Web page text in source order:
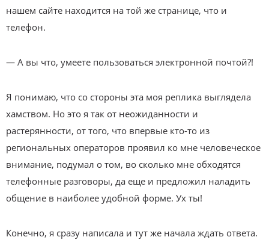
нашем сайте находится на той же странице, что и
телефон.
— А вы что, умеете пользоваться электронной почтой?!
Я понимаю, что со стороны эта моя реплика выглядела
хамством. Но это я так от неожиданности и
растерянности, от того, что впервые кто-то из
региональных операторов проявил ко мне человеческое
внимание, подумал о том, во сколько мне обходятся
телефонные разговоры, да еще и предложил наладить
общение в наиболее удобной форме. Ух ты!
Конечно, я сразу написала и тут же начала ждать ответа.